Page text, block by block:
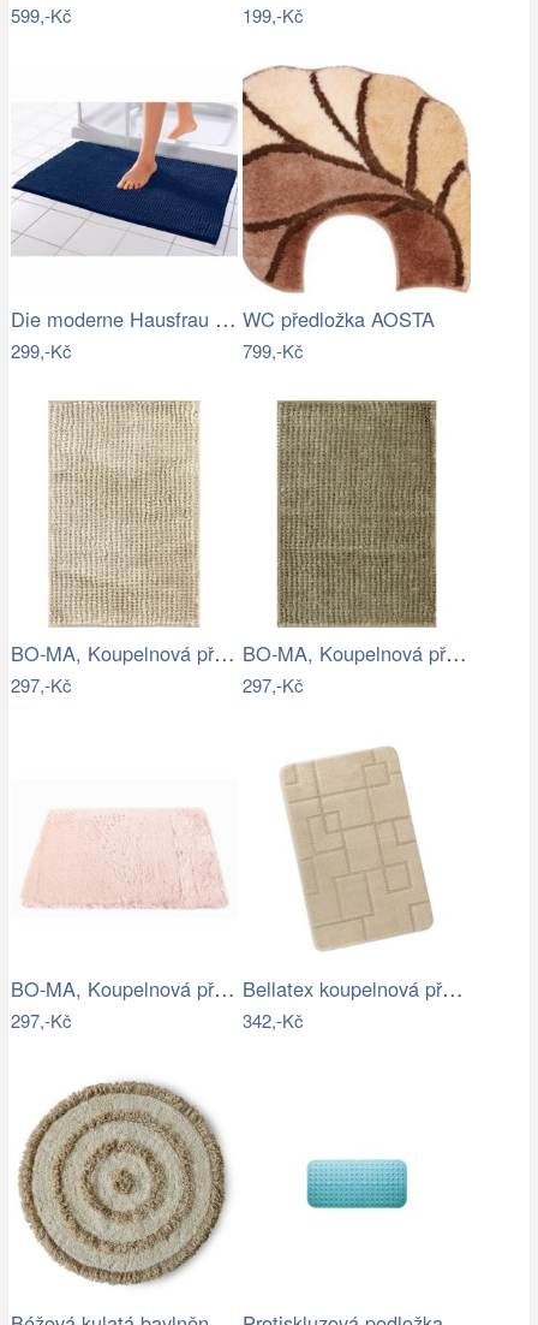
599,-Kč 199,-Kč
Die moderne Hausfrau Koupelnová…
299,-Kč
WC předložka AOSTA
799,-Kč
BO-MA, Koupelnová předložka Ella micro…
297,-Kč
BO-MA, Koupelnová předložka Ella micro…
297,-Kč
BO-MA, Koupelnová předložka Rabbit New…
297,-Kč
Bellatex koupelnová předložka BANY…
342,-Kč